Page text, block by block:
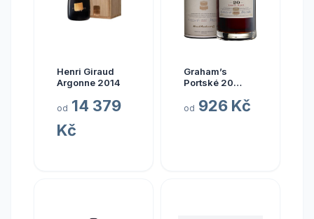
Henri Giraud
Argonne 2014
od 14 379
Kč
Graham’s
Portské 20
(karton)
od 926 Kč